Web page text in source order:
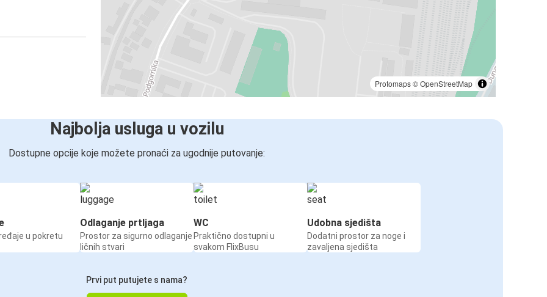
Protomaps©OpenStreetMap
Najbolja usluga u vozilu
Dostupne opcije koje možete pronaći za ugodnije putovanje:
u pokretu
Odlaganje prtljaga
Prostor za sigurno odlaganje
ličnih stvari
WC
Praktično dostupni u
svakom FlixBusu
Udobna sjedišta
Dodatni prostor za noge i
zavaljena sjedišta
Prvi put putujete s nama?